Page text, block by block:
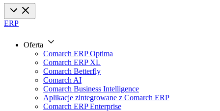
ERP
Oferta
Comarch ERP Optima
Comarch ERP XL
Comarch Betterfly
Comarch AI
Comarch Business Intelligence
Aplikacje zintegrowane z Comarch ERP
Comarch ERP Enterprise